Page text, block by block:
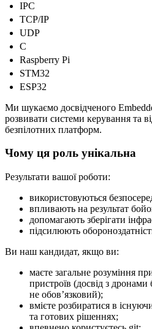
IPC
TCP/IP
UDP
C
Raspberry Pi
STM32
ESP32
Ми шукаємо досвідченого
розвивати системи керування та
безпілотних платформ.
Чому ця роль унікальна
Результати вашої роботи:
використовуються
впливають на результат
допомагають зберігати
підсилюють
Ви наш кандидат, якщо ви:
маєте загальне розуміння
пристроїв (досвід з
не обовʼязковий);
вмієте розбиратися в
та готових рішеннях;